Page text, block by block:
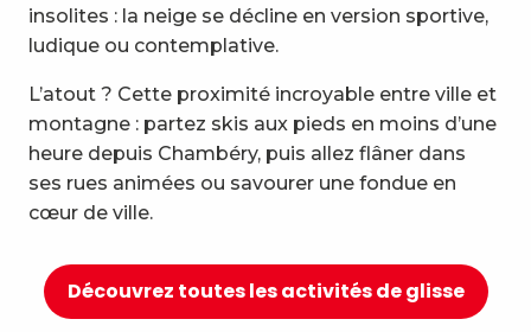
7 Visites, culture et patrimoine
8 Vignobles
9 Activités indoor
10
insolites : la neige se décline en version sportive,
ludique ou contemplative.
L’atout ? Cette proximité incroyable entre ville et
montagne : partez skis aux pieds en moins d’une
heure depuis Chambéry, puis allez flâner dans
ses rues animées ou savourer une fondue en
cœur de ville.
Découvrez toutes les activités de glisse